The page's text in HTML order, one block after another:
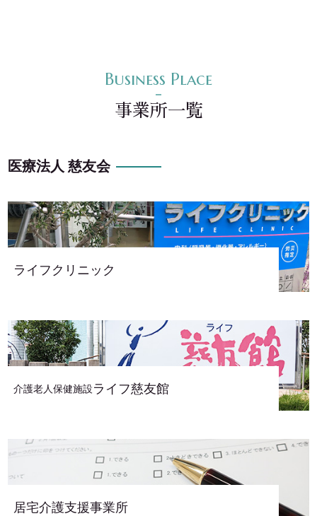
事業所一覧
医療法人 慈友会
ライフクリニック
介護老人保健施設ライフ慈友館
居宅介護支援事業所